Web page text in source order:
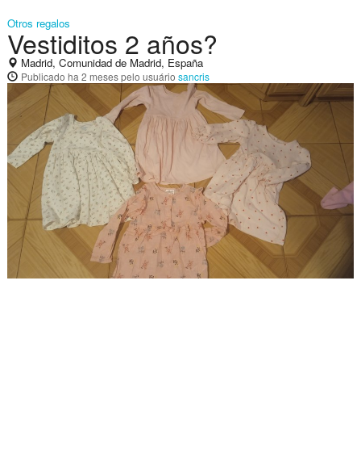
Otros regalos
Vestiditos 2 años?
Madrid, Comunidad de Madrid, España
Publicado ha 2 mesespelo usuário sancris